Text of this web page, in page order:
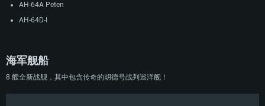
AH-64A Peten
AH-64D-I
海军舰船
8 艘全新战舰，其中包含传奇的胡德号战列巡洋舰！